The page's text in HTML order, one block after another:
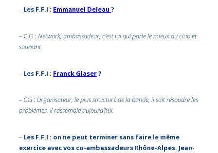
– Les F.F.I : Emmanuel Deleau?
– C.G :Network, ambassadeur, c’est lui qui parle le mieux du club et
souriant.
– Les F.F.I : Franck Glaser?
– CG : Organisateur, le plus structuré de la bande, il sait résoudre les
problèmes. Il rassemble aujourd’hui.
– Les F.F.I : on ne peut terminer sans faire le même
exercice avec vos co-ambassadeurs Rhône-Alpes. Jean-